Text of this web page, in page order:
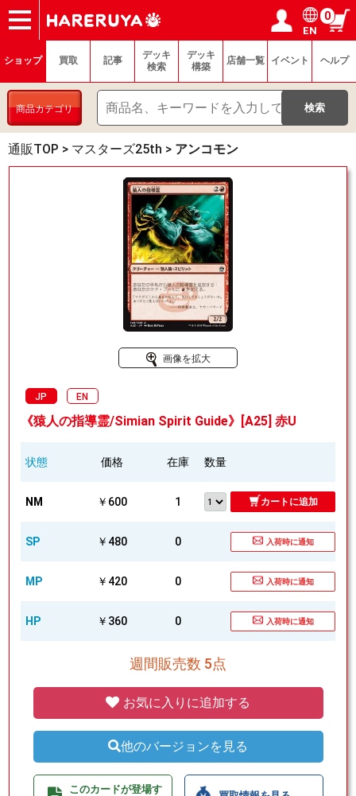
ショップ
買取
記事
デッキ検索
デッキ構築
選手一覧
店舗一覧
イベント
ヘルプ
お問い合わせ ログイン／会員登録
マイページ
EN
0
ショップ 買取 記事
デッキ
検索
デッキ
構築
店舗一覧 イベント ヘルプ
商品カテゴリ
通販TOP > マスターズ25th > アンコモン
画像を拡大
JP EN
《猿人の指導霊/Simian Spirit Guide》[A25] 赤U
状態 価格 在庫 数量
NM ￥600 1 カートに追加
SP ￥480 0 入荷時に通知
MP ￥420 0 入荷時に通知
HP ￥360 0 入荷時に通知
週間販売数 5点
お気に入りに追加する
他のバージョンを見る
このカードが登場す